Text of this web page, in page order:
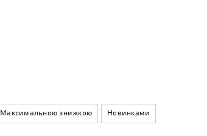
Максимальною знижкою Новинками